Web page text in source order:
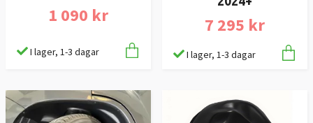
1 090 kr
I lager, 1-3 dagar
7 295 kr
I lager, 1-3 dagar